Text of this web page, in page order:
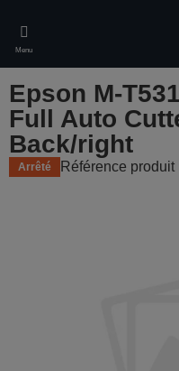
main
content
Menu
Epson M-
Full Auto
Back/right
Arrêté Référence produit